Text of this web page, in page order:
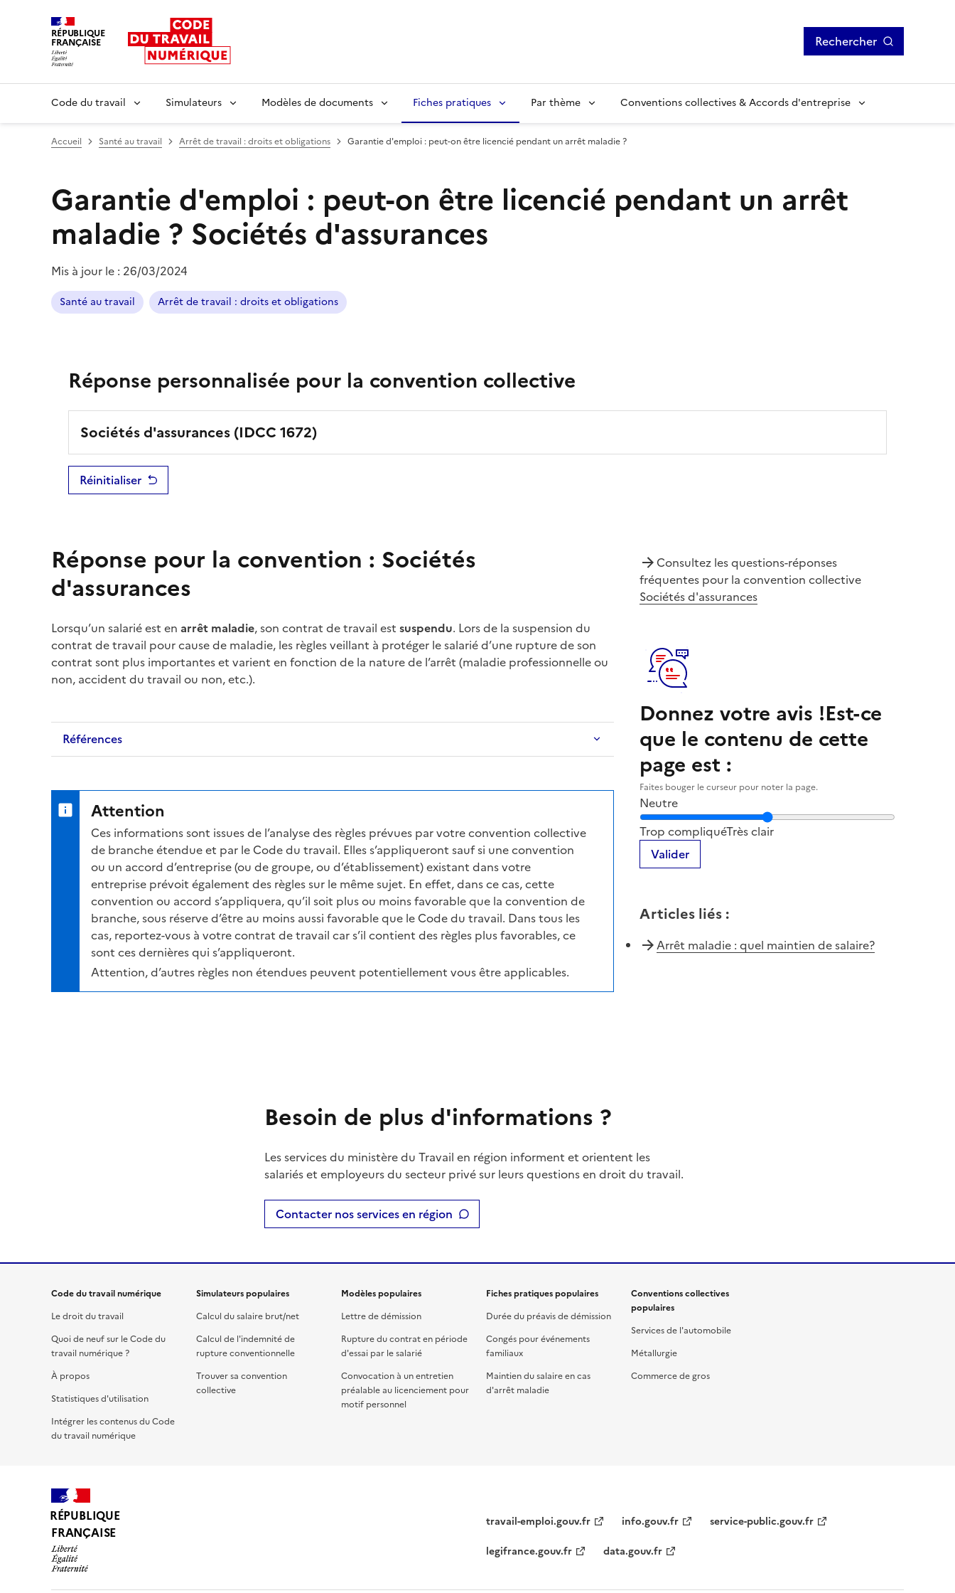
RÉPUBLIQUE
FRANÇAISE Rechercher
Code du travail Simulateurs Modèles de documents Fiches pratiques Par thème Conventions collectives & Accords d'entreprise
Accueil Santé au travail Arrêt de travail : droits et obligations Garantie d'emploi : peut-on être licencié pendant un arrêt maladie ?
Garantie d'emploi : peut-on être licencié pendant un arrêt
maladie ? Sociétés d'assurances
Mis à jour le : 26/03/2024
Santé au travail Arrêt de travail : droits et obligations
Réponse personnalisée pour la convention collective
Sociétés d'assurances (IDCC 1672)
Réinitialiser
Réponse pour la convention : Sociétés
d'assurances
Lorsqu’un salarié est en arrêt maladie, son contrat de travail est suspendu. Lors de la suspension du
contrat de travail pour cause de maladie, les règles veillant à protéger le salarié d’une rupture de son
contrat sont plus importantes et varient en fonction de la nature de l’arrêt (maladie professionnelleou
non, accident du travail ou non, etc.).
Références
Attention
Ces informations sont issues de l’analyse des règles prévues par votre convention collective
de branche étendue et par le Code du travail. Elles s’appliqueront sauf si une convention
ou un accord d’entreprise (ou de groupe, ou d’établissement) existant dans votre
entreprise prévoit également des règles sur le même sujet. En effet, dans ce cas, cette
convention ou accord s’appliquera, qu’il soit plus ou moins favorable que la convention de
branche, sous réserve d’être au moins aussi favorable que le Code du travail. Dans tous les
cas, reportez-vous à votre contrat de travail car s’il contient des règles plus favorables, ce
sont ces dernières qui s’appliqueront.
Attention, d’autres règles non étendues peuvent potentiellement vous être applicables.
Consultez les questions-réponses
fréquentes pour la convention collective
Sociétés d'assurances
Donnez votre avis !Est-ce
que le contenu de cette
page est :
Faites bouger le curseur pour noter la page.
Neutre
Notez la clarté du contenu de cette page
Trop compliquéTrès clair
Valider
Articles liés :
Arrêt maladie : quel maintien de salaire?
Besoin de plus d'informations ?
Les services du ministère du Travail en région informent et orientent les
salariés et employeurs du secteur privé sur leurs questions en droit du travail.
Contacter nos services en région
Code du travail numérique
Le droit du travail
Quoi de neuf sur le Code du
travail numérique ?
À propos
Statistiques d'utilisation
Intégrer les contenus du Code
du travail numérique
Simulateurs populaires
Calcul du salaire brut/net
Calcul de l'indemnité de
rupture conventionnelle
Trouver sa convention
collective
Modèles populaires
Lettre de démission
Rupture du contrat en période
d'essai par le salarié
Convocation à un entretien
préalable au licenciement pour
motif personnel
Fiches pratiques populaires
Durée du préavis de démission
Congés pour événements
familiaux
Maintien du salaire en cas
d'arrêt maladie
Conventions collectives
populaires
Services de l'automobile
Métallurgie
Commerce de gros
RÉPUBLIQUE
FRANÇAISE
travail-emploi.gouv.fr info.gouv.fr
service-public.gouv.fr
legifrance.gouv.fr
data.gouv.fr